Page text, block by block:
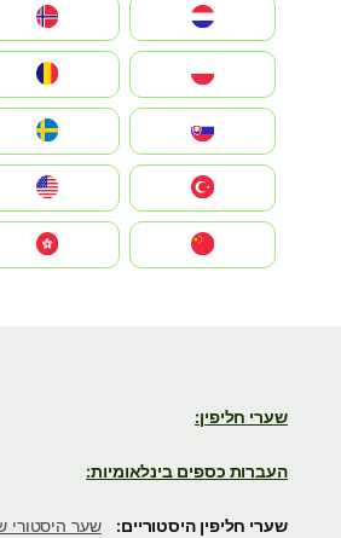
שערי חליפין:
העברות כספים בינלאומיות:
שערי חליפין היסטוריים:
שער היסטורי של AUD